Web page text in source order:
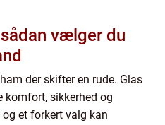
der skifter en rude. Glas
komfort, sikkerhed og
et forkert valg kan